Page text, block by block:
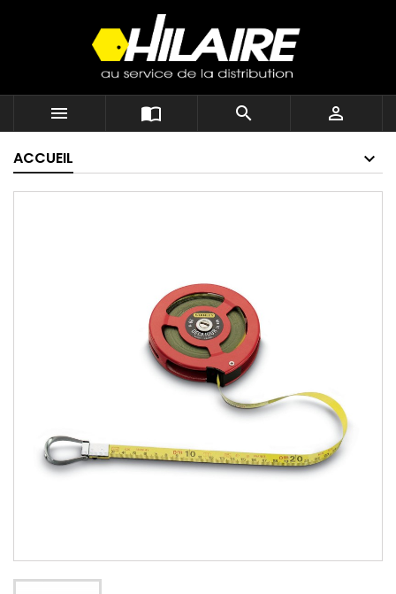
   
ACCUEIL